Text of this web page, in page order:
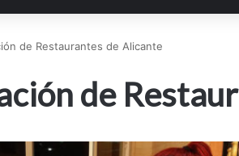
de Restaurantes de Alicante
de